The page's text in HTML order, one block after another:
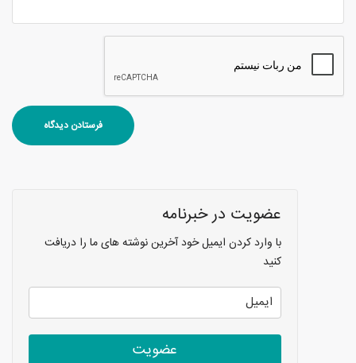
عضویت در خبرنامه
با وارد کردن ایمیل خود آخرین نوشته های ما را دریافت
کنید
عضویت